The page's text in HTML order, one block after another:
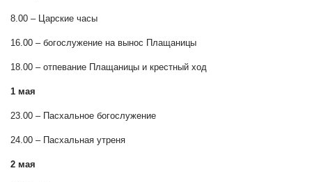
8.00 – Царские часы
16.00 – богослужение на вынос Плащаницы
18.00 – отпевание Плащаницы и крестный ход
1 мая
23.00 – Пасхальное богослужение
24.00 – Пасхальная утреня
2 мая